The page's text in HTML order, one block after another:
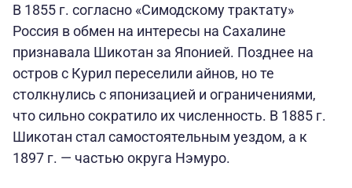
В 1855 г. согласно «Симодскому трактату»
Россия в обмен на интересы на Сахалине
признавала Шикотан за Японией. Позднее на
остров с Курил переселили айнов, но те
столкнулись с японизацией и ограничениями,
что сильно сократило их численность. В 1885 г.
Шикотан стал самостоятельным уездом, а к
1897 г. — частью округа Нэмуро.